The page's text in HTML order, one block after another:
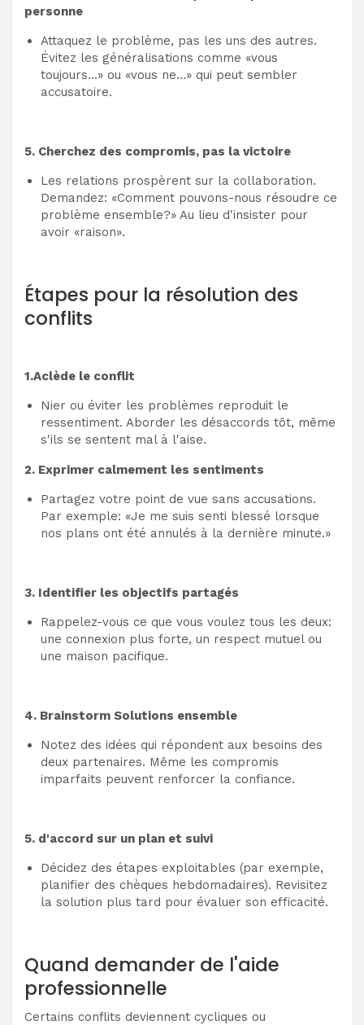
personne
Attaquez le problème, pas les uns des autres.
Évitez les généralisations comme «vous
toujours…» ou «vous ne…» qui peut sembler
accusatoire.
5. Cherchez des compromis, pas la victoire
Les relations prospèrent sur la collaboration.
Demandez: «Comment pouvons-nous résoudre ce
problème ensemble?» Au lieu d'insister pour
avoir «raison».
Étapes pour la résolution des
conflits
1.Aclède le conflit
Nier ou éviter les problèmes reproduit le
ressentiment. Aborder les désaccords tôt, même
s'ils se sentent mal à l'aise.
2. Exprimer calmement les sentiments
Partagez votre point de vue sans accusations.
Par exemple: «Je me suis senti blessé lorsque
nos plans ont été annulés à la dernière minute.»
3. Identifier les objectifs partagés
Rappelez-vous ce que vous voulez tous les deux:
une connexion plus forte, un respect mutuel ou
une maison pacifique.
4. Brainstorm Solutions ensemble
Notez des idées qui répondent aux besoins des
deux partenaires. Même les compromis
imparfaits peuvent renforcer la confiance.
5. d'accord sur un plan et suivi
Décidez des étapes exploitables (par exemple,
planifier des chèques hebdomadaires). Revisitez
la solution plus tard pour évaluer son efficacité.
Quand demander de l'aide
professionnelle
Certains conflits deviennent cycliques ou